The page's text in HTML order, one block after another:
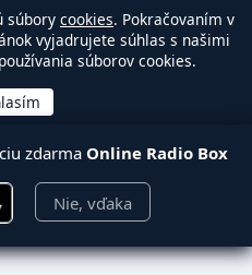
súbory cookies. Pokračovaním v
vyjadrujete súhlas s našimi
súborov cookies.
zdarma Online Radio Box
Nie, vďaka